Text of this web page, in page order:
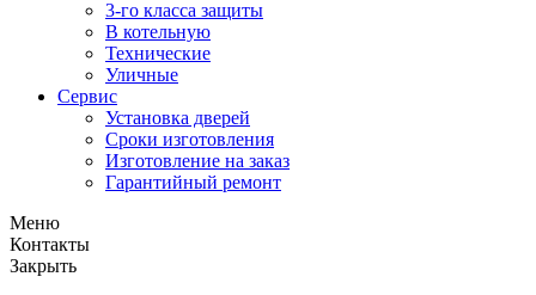
3-го класса защиты
В котельную
Технические
Уличные
Сервис
Установка дверей
Сроки изготовления
Изготовление на заказ
Гарантийный ремонт
Меню
Контакты
Закрыть